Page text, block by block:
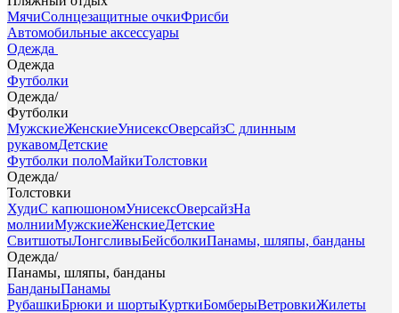
МячиСолнцезащитные очкиФрисби
Автомобильные аксессуары
Одежда
Одежда
Футболки
Одежда/
Футболки
МужскиеЖенскиеУнисексОверсайзС длинным
рукавомДетские
Футболки полоМайкиТолстовки
Одежда/
Толстовки
ХудиС капюшономУнисексОверсайзНа
молнииМужскиеЖенскиеДетские
СвитшотыЛонгсливыБейсболкиПанамы, шляпы, банданы
Одежда/
Панамы, шляпы, банданы
БанданыПанамы
РубашкиБрюки и шортыКурткиБомберыВетровкиЖилеты